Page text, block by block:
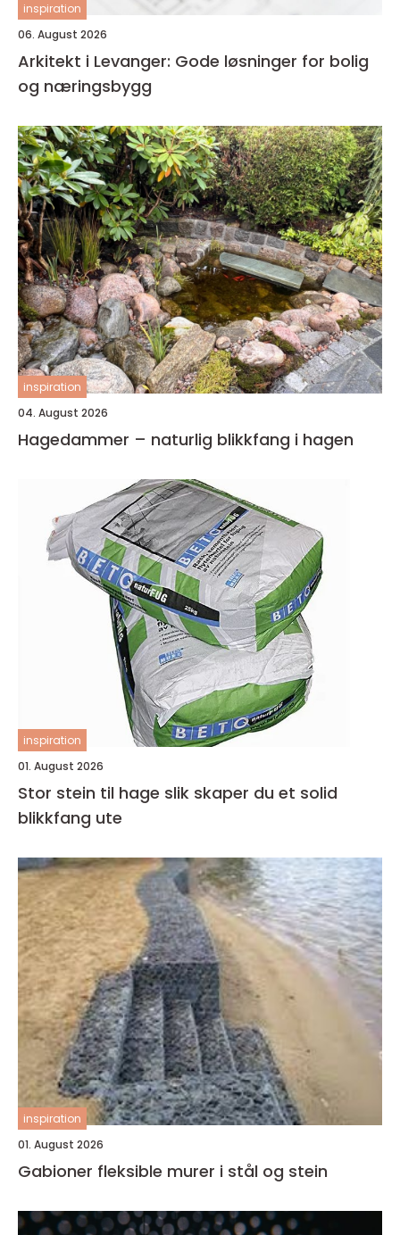
inspiration
06. August 2026
Arkitekt i Levanger: Gode løsninger for bolig
og næringsbygg
inspiration
04. August 2026
Hagedammer – naturlig blikkfang i hagen
inspiration
01. August 2026
Stor stein til hage slik skaper du et solid
blikkfang ute
inspiration
01. August 2026
Gabioner fleksible murer i stål og stein